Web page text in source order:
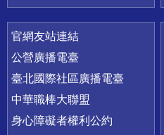
官網友站連結
公營廣播電臺
臺北國際社區廣播電臺
中華職棒大聯盟
身心障礙者權利公約